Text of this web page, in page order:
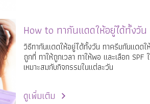
How to ทากันแดดให้อยู่ได้ทั้งวัน
วิธีทากันแดดให้อยู่ได้ทั้งวัน ทาครีมกันแดดใ
ถูกที่ ทาให้ถูกเวลา ทาให้พอ และเลือก SPF
เหมาะสมกับกิจกรรมในแต่ละวัน
ดูเพิ่มเติม